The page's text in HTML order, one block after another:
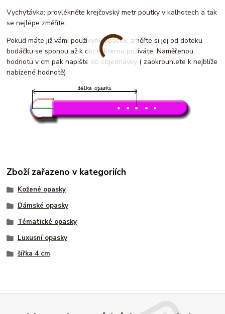
Vychytávka: provlékněte krejčovský metr poutky v kalhotech a tak
se nejlépe změříte.
Pokud máte již vámi používyný opasek, změřte si jej od doteku
bodáčku se sponou až k dírce, kterou požíváte. Naměřenou
hodnotu v cm pak napište do objednávky ( zaokrouhlete k nejblíže
nabízené hodnotě)
Zboží zařazeno v kategoriích
Kožené opasky
Dámské opasky
Tématické opasky
Luxusní opasky
šířka 4 cm